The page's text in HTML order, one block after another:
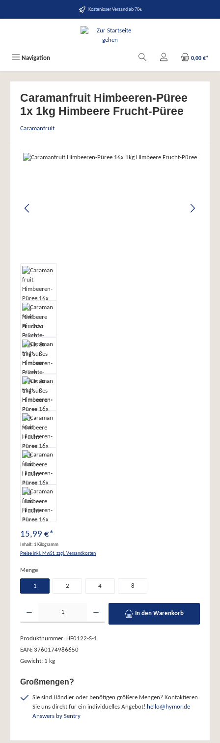
Kostenloser Versand ab 70€
Navigation 0,00 €*
Caramanfruit Himbeeren-Püree
1x 1kg Himbeere Frucht-Püree
Caramanfruit
Bildergalerie überspringen
15,99 €*
Inhalt: 1 Kilogramm
Preise inkl. MwSt. zzgl. Versandkosten
Mengeauswählen
1 2 4 8
In den Warenkorb
Produktnummer: HF0122-S-1
EAN: 3760174986650
Gewicht: 1 kg
Großmengen?
Sie sind Händler oder benötigen größere Mengen? Kontaktieren
Sie uns direkt für ein individuelles Angebot! hello@hymor.de
Answers by Sentry